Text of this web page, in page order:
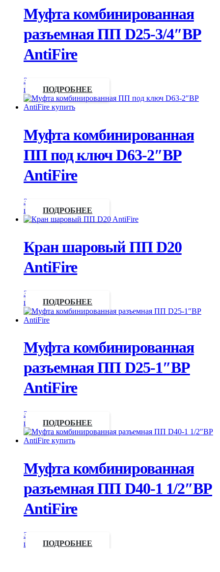
Муфта комбинированная
разъемная ПП D25-3/4″ВР
AntiFire
Запросить
цену
ПОДРОБНЕЕ
Муфта комбинированная
ПП под ключ D63-2″ВР
AntiFire
Запросить
цену
ПОДРОБНЕЕ
Кран шаровый ПП D20
AntiFire
Запросить
цену
ПОДРОБНЕЕ
Муфта комбинированная
разъемная ПП D25-1″ВР
AntiFire
Запросить
цену
ПОДРОБНЕЕ
Муфта комбинированная
разъемная ПП D40-1 1/2″ВР
AntiFire
Запросить
цену
ПОДРОБНЕЕ